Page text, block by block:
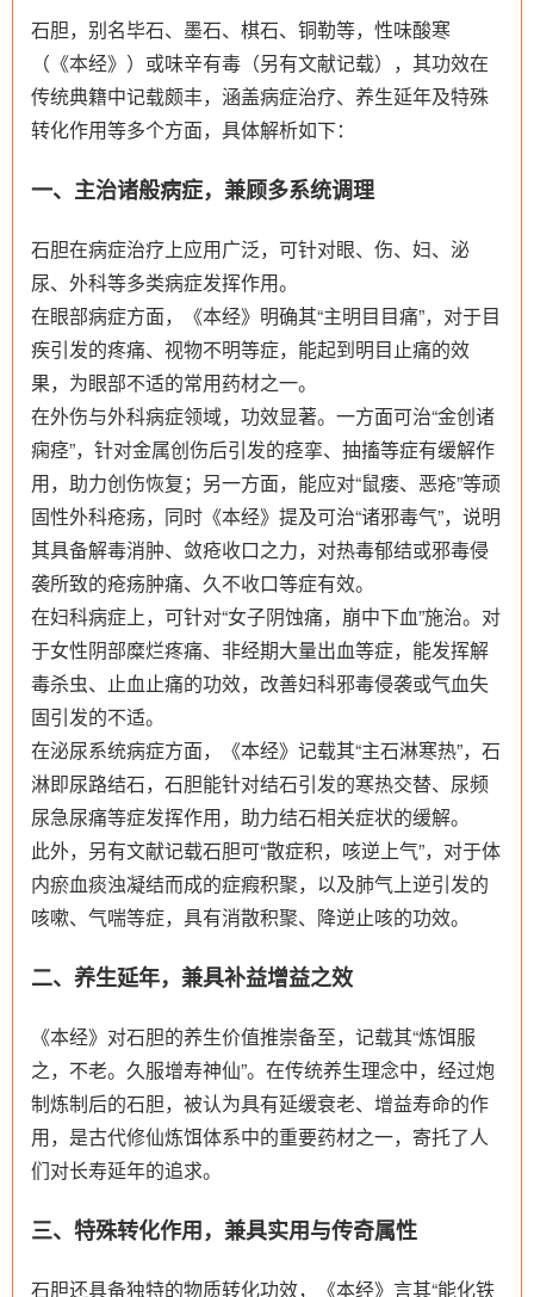
石胆，别名毕石、墨石、棋石、铜勒等，性味酸寒
（《本经》）或味辛有毒（另有文献记载），其功效在
传统典籍中记载颇丰，涵盖病症治疗、养生延年及特殊
转化作用等多个方面，具体解析如下：
一、主治诸般病症，兼顾多系统调理
石胆在病症治疗上应用广泛，可针对眼、伤、妇、泌
尿、外科等多类病症发挥作用。
在眼部病症方面，《本经》明确其“主明目目痛”，对于目
疾引发的疼痛、视物不明等症，能起到明目止痛的效
果，为眼部不适的常用药材之一。
在外伤与外科病症领域，功效显著。一方面可治“金创诸
痫痉”，针对金属创伤后引发的痉挛、抽搐等症有缓解作
用，助力创伤恢复；另一方面，能应对“鼠瘘、恶疮”等顽
固性外科疮疡，同时《本经》提及可治“诸邪毒气”，说明
其具备解毒消肿、敛疮收口之力，对热毒郁结或邪毒侵
袭所致的疮疡肿痛、久不收口等症有效。
在妇科病症上，可针对“女子阴蚀痛，崩中下血”施治。对
于女性阴部糜烂疼痛、非经期大量出血等症，能发挥解
毒杀虫、止血止痛的功效，改善妇科邪毒侵袭或气血失
固引发的不适。
在泌尿系统病症方面，《本经》记载其“主石淋寒热”，石
淋即尿路结石，石胆能针对结石引发的寒热交替、尿频
尿急尿痛等症发挥作用，助力结石相关症状的缓解。
此外，另有文献记载石胆可“散症积，咳逆上气”，对于体
内瘀血痰浊凝结而成的症瘕积聚，以及肺气上逆引发的
咳嗽、气喘等症，具有消散积聚、降逆止咳的功效。
二、养生延年，兼具补益增益之效
《本经》对石胆的养生价值推崇备至，记载其“炼饵服
之，不老。久服增寿神仙”。在传统养生理念中，经过炮
制炼制后的石胆，被认为具有延缓衰老、增益寿命的作
用，是古代修仙炼饵体系中的重要药材之一，寄托了人
们对长寿延年的追求。
三、特殊转化作用，兼具实用与传奇属性
石胆还具备独特的物质转化功效，《本经》言其“能化铁